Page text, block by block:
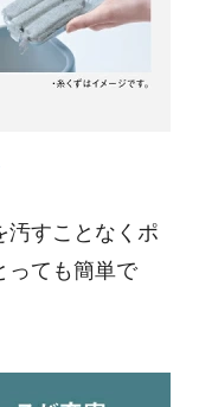
汚すことなくポ
っても簡単で